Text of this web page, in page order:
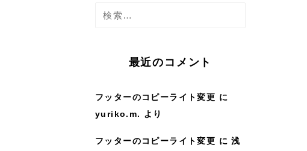
検
最近のコメント
フッターのコピーライト変更 に
yuriko.m.
より
フッターのコピーライト変更 に浅